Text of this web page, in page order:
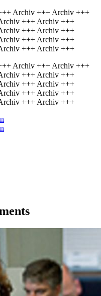
Archiv +++ Archiv +++
+++ Archiv +++
+++ Archiv +++
+++ Archiv +++
+++ Archiv +++
Archiv +++ Archiv +++
+++ Archiv +++
+++ Archiv +++
+++ Archiv +++
+++ Archiv +++